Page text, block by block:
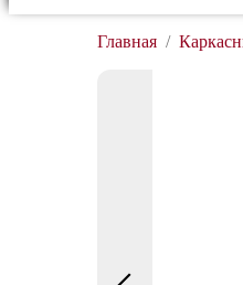
Главная /